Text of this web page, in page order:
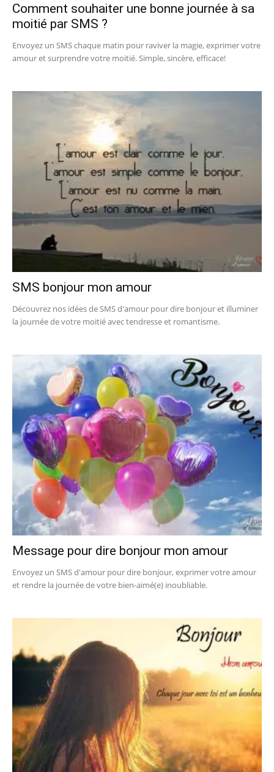
Comment souhaiter une bonne journée à sa
moitié par SMS ?
Envoyez un SMS chaque matin pour raviver la magie, exprimer votre
amour et surprendre votre moitié. Simple, sincère, efficace!
SMS bonjour mon amour
Découvrez nos idées de SMS d'amour pour dire bonjour et illuminer
la journée de votre moitié avec tendresse et romantisme.
Message pour dire bonjour mon amour
Envoyez un SMS d'amour pour dire bonjour, exprimer votre amour
et rendre la journée de votre bien-aimé(e) inoubliable.